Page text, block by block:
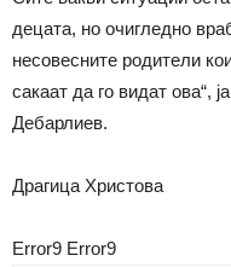
децата, но очигледно
несовесните родители
сакаат да го видат ова“,
Дебарлиев.
Драгица Христова
Error9 Error9